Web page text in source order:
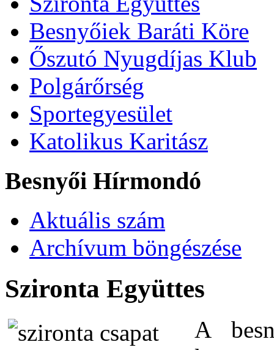
Besnyőiek Baráti Köre
Őszutó Nyugdíjas Klub
Polgárőrség
Sportegyesület
Katolikus Karitász
Besnyői Hírmondó
Aktuális szám
Archívum böngészése
Szironta Együttes
A